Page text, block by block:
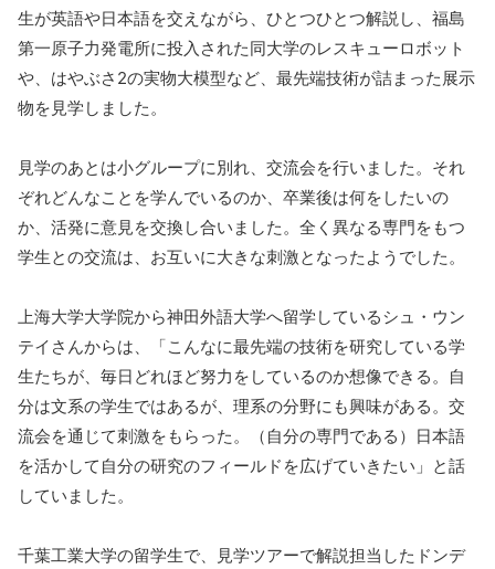
生が英語や日本語を交えながら、ひとつひとつ解説し、福島
第一原子力発電所に投入された同大学のレスキューロボット
や、はやぶさ2の実物大模型など、最先端技術が詰まった展示
物を見学しました。
見学のあとは小グループに別れ、交流会を行いました。それ
ぞれどんなことを学んでいるのか、卒業後は何をしたいの
か、活発に意見を交換し合いました。全く異なる専門をもつ
学生との交流は、お互いに大きな刺激となったようでした。
上海大学大学院から神田外語大学へ留学しているシュ・ウン
テイさんからは、「こんなに最先端の技術を研究している学
生たちが、毎日どれほど努力をしているのか想像できる。自
分は文系の学生ではあるが、理系の分野にも興味がある。交
流会を通じて刺激をもらった。（自分の専門である）日本語
を活かして自分の研究のフィールドを広げていきたい」と話
していました。
千葉工業大学の留学生で、見学ツアーで解説担当したドンデ